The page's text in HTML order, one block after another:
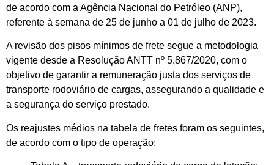
de acordo com a Agência Nacional do Petróleo (ANP),
referente à semana de 25 de junho a 01 de julho de 2023.
A revisão dos pisos mínimos de frete segue a metodologia
vigente desde a Resolução ANTT nº 5.867/2020, com o
objetivo de garantir a remuneração justa dos serviços de
transporte rodoviário de cargas, assegurando a qualidade e
a segurança do serviço prestado.
Os reajustes médios na tabela de fretes foram os seguintes,
de acordo com o tipo de operação: